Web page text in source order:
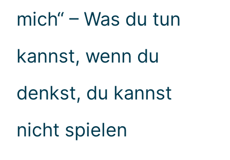
mich“ – Was du tun
kannst, wenn du
denkst, du kannst
nicht spielen